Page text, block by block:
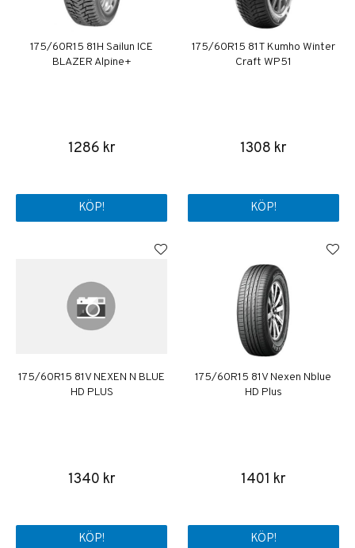
175/60R15 81H Sailun ICE
BLAZER Alpine+
1286 kr
KÖP!
175/60R15 81T Kumho Winter
Craft WP51
1308 kr
KÖP!
175/60R15 81V NEXEN N BLUE
HD PLUS
1340 kr
KÖP!
175/60R15 81V Nexen Nblue
HD Plus
1401 kr
KÖP!